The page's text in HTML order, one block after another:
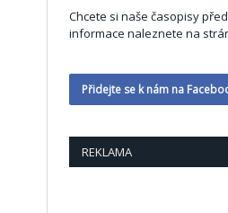
Chcete si naše časopisy
informace naleznete na
Přidejte se k nám na
REKLAMA